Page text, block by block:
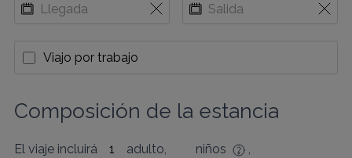
Viajo por trabajo
Composición de la estancia
El viaje incluirá adulto, niños
,